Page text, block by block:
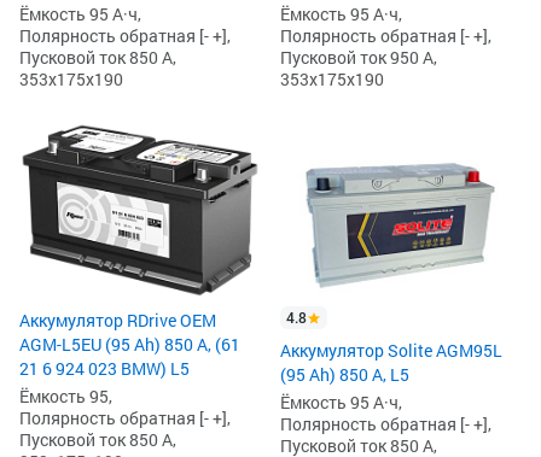
Ёмкость 95 А·ч,
Полярность обратная [- +],
Пусковой ток 850 А,
353x175x190
Ёмкость 95 А·ч,
Полярность обратная [- +],
Пусковой ток 950 А,
353x175x190
Аккумулятор RDrive OEM
AGM-L5EU (95 Ah) 850 А, (61
21 6 924 023 BMW) L5
Ёмкость 95,
Полярность обратная [- +],
Пусковой ток 850 А,
4.8
Аккумулятор Solite AGM95L
(95 Ah) 850 А, L5
Ёмкость 95 А·ч,
Полярность обратная [- +],
Пусковой ток 850 А,